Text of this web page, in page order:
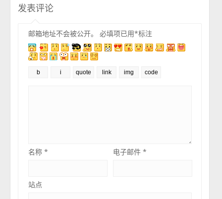
发表评论
邮箱地址不会被公开。 必填项已用*标注
名称* 电子邮件*
站点